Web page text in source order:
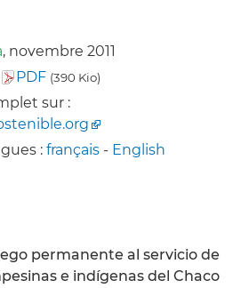
, novembre 2011
PDF (390 Kio)
sur :
: français - English
permanente al servicio de
e indígenas del Chaco